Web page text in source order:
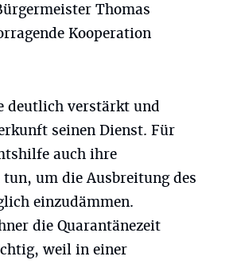
Thomas
Kooperation
deutlich verstärkt und
seinen Dienst. Für
auch ihre
um die Ausbreitung des
einzudämmen.
die Quarantänezeit
weil in einer